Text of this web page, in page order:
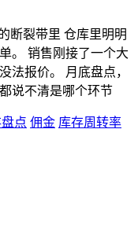
断裂带里 仓库里明明
。 销售刚接了一个大
法报价。 月底盘点，
说不清是哪个环节
点 佣金 库存周转率